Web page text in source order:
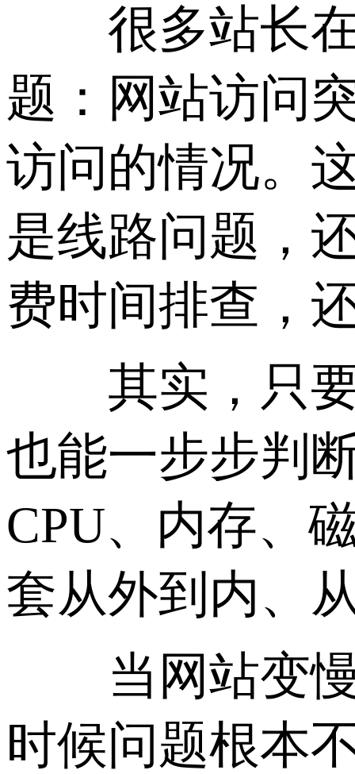
很多站长在
题：网站访问
访问的情况。
是线路问题，
费时间排查，
其实，只要
也能一步步判
CPU、内存、
套从外到内、
当网站变慢
时候问题根本